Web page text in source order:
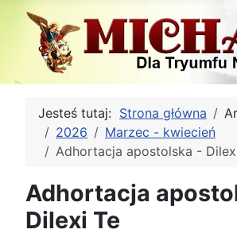
Jesteś tutaj: Strona główna
2026
Marzec - kwiecień
Adhortacja apostolska -
Adhortacja
Dilexi Te